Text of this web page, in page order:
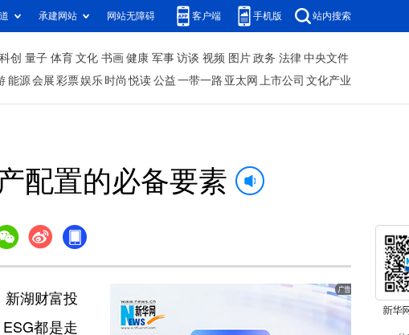
承建网站 网站无障碍 客户端 手机版 站内搜索
科创 量子 体育 文化 书画 健康 军事 访谈 视频 图片 政务 法律 中央文件
能源 会展 彩票娱乐 时尚 悦读 公益 一带一路 亚太网 上市公司 文化产业
配置的必备要素
湖财富投
都是走